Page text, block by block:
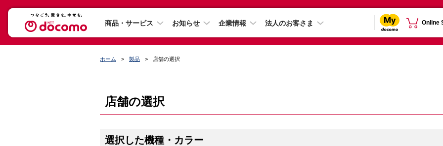
商品・サービス お知らせ 企業情報 法人のお客さま Online
ホーム 製品 店舗の選択
店舗の選択
選択した機種・カラー